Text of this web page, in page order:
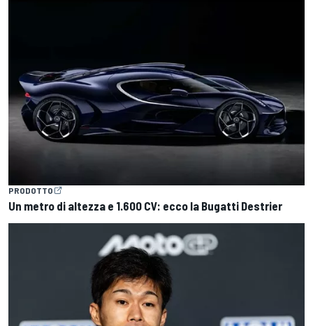
PRODOTTO
Un metro di altezza e 1.600 CV: ecco la Bugatti Destrier